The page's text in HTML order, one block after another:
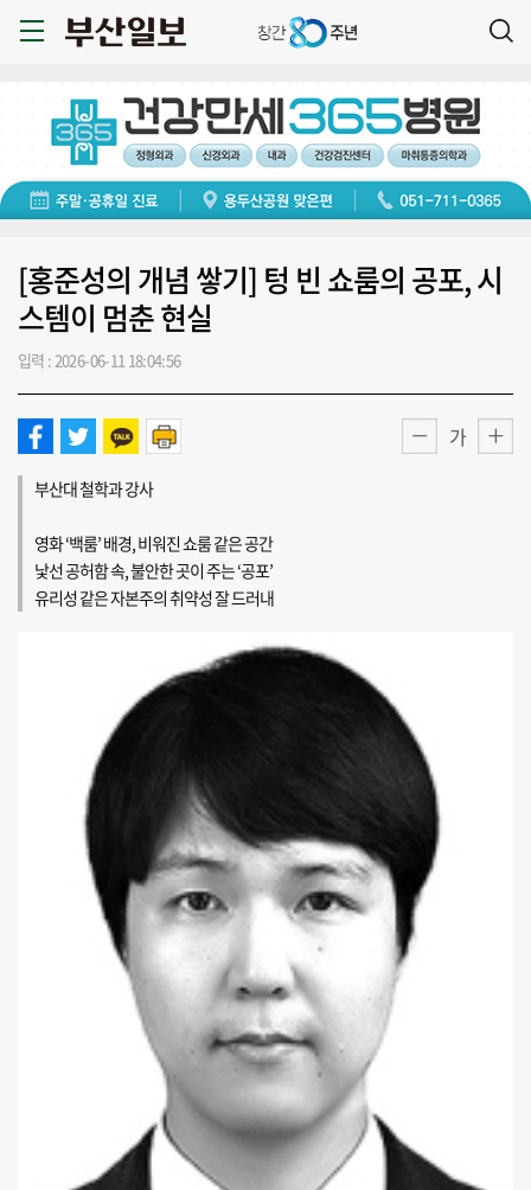
[홍준성의 개념 쌓기] 텅 빈 쇼룸의 공포, 시
스템이 멈춘 현실
입력 : 2026-06-11 18:04:56
가
부산대 철학과 강사
영화 ‘백룸’ 배경, 비워진 쇼룸 같은 공간
낯선 공허함 속, 불안한 곳이 주는 ‘공포’
유리성 같은 자본주의 취약성 잘 드러내